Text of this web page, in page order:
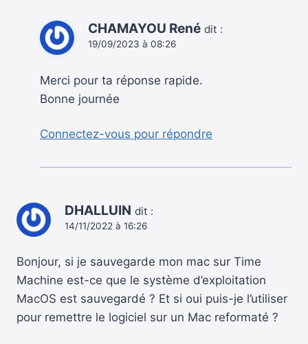
CHAMAYOU René dit :
19/09/2023 à 08:26
Merci pour ta réponse rapide.
Bonne journée
Connectez-vous pour répondre
DHALLUIN dit :
14/11/2022 à 16:26
Bonjour, si je sauvegarde mon mac sur Time
Machine est-ce que le système d’exploitation
MacOS est sauvegardé ? Et si oui puis-je l’utiliser
pour remettre le logiciel sur un Mac reformaté ?